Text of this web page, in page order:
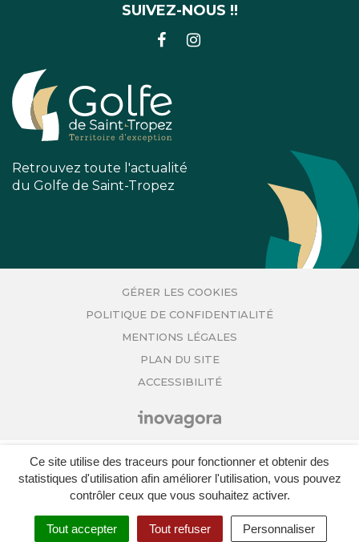
Ce site utilise des traceurs pour fonctionner et obtenir des
statistiques d'utilisation afin améliorer l'utilisation, vous pouvez
contrôler ceux que vous souhaitez activer.
Tout accepter Tout refuser Personnaliser
Réservez vos activités
SUIVEZ-NOUS !!
LIEN
COMPTE
FACEBOOK
Retrouvez toute l'actualité
du Golfe de Saint-Tropez
GÉRER LES COOKIES
POLITIQUE DE CONFIDENTIALITÉ
MENTIONS LÉGALES
PLAN DU SITE
ACCESSIBILITÉ